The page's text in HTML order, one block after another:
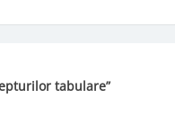
tabulare”